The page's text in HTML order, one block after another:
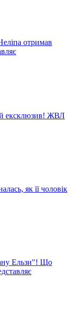
отримав
ексклюзив! ЖВЛ
як її чоловік
Ельзи"! Що